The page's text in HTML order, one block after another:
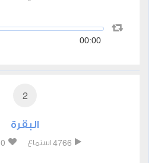
00:00
2
البقرة
4766 استماع 0